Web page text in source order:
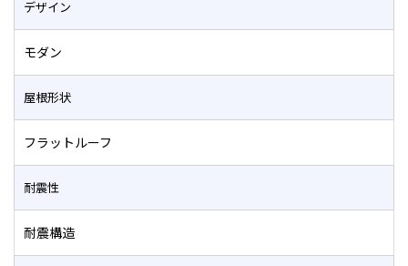
デザイン
モダン
屋根形状
フラットルーフ
耐震性
耐震構造